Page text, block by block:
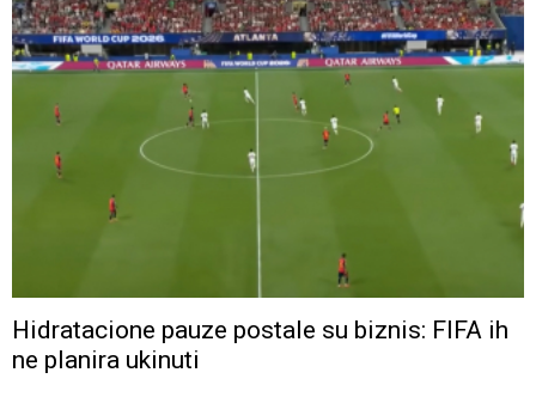
Hidratacione pauze postale su biznis: FIFA ih
ne planira ukinuti